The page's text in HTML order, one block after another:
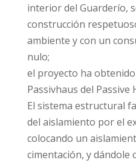
interior del Guarderío,
construcción
ambiente y con un
nulo;
el proyecto ha
Passivhaus del
El sistema estructural
del aislamiento por el
colocando un
cimentación, y dándole